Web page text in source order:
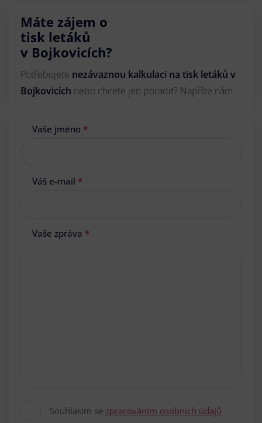
Máte zájem o
tisk letáků
v Bojkovicích?
Potřebujete nezávaznou kalkulaci na tisk letáků v
Bojkovicích nebo chcete jen poradit? Napište nám.
Vaše jméno *
Váš e-mail *
Vaše zpráva *
Souhlasím se zpracováním osobních údajů